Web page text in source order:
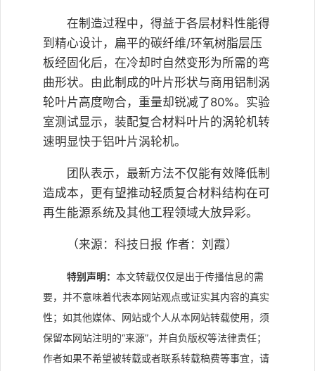
在制造过程中，得益于各层材料性能得
到精心设计，扁平的碳纤维/环氧树脂层压
板经固化后，在冷却时自然变形为所需的弯
曲形状。由此制成的叶片形状与商用铝制涡
轮叶片高度吻合，重量却锐减了80%。实验
室测试显示，装配复合材料叶片的涡轮机转
速明显快于铝叶片涡轮机。
团队表示，最新方法不仅能有效降低制
造成本，更有望推动轻质复合材料结构在可
再生能源系统及其他工程领域大放异彩。
（来源：科技日报 作者：刘霞）
特别声明： 本文转载仅仅是出于传播信息的需
要，并不意味着代表本网站观点或证实其内容的真实
性；如其他媒体、网站或个人从本网站转载使用，须
保留本网站注明的“来源”，并自负版权等法律责任；
作者如果不希望被转载或者联系转载稿费等事宜，请